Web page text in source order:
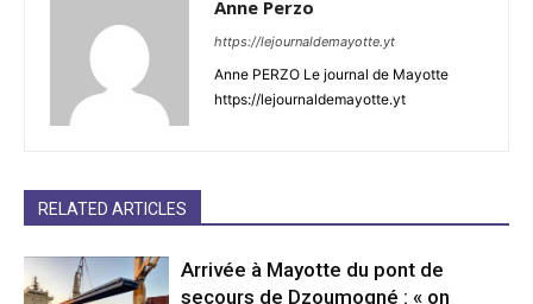
Anne Perzo
https://lejournaldemayotte.yt
Anne PERZO Le journal de Mayotte
https://lejournaldemayotte.yt
RELATED ARTICLES
Arrivée à Mayotte du pont de
secours de Dzoumogné : « on